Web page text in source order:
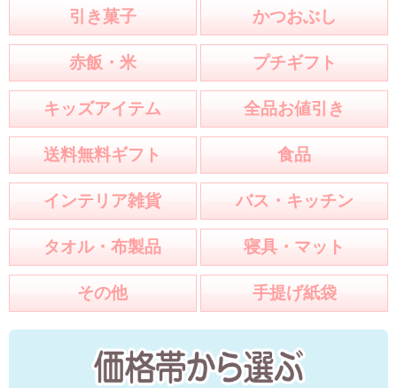
引き菓子 かつおぶし
赤飯・米 プチギフト
キッズアイテム 全品お値引き
送料無料ギフト 食品
インテリア雑貨 バス・キッチン
タオル・布製品 寝具・マット
その他 手提げ紙袋